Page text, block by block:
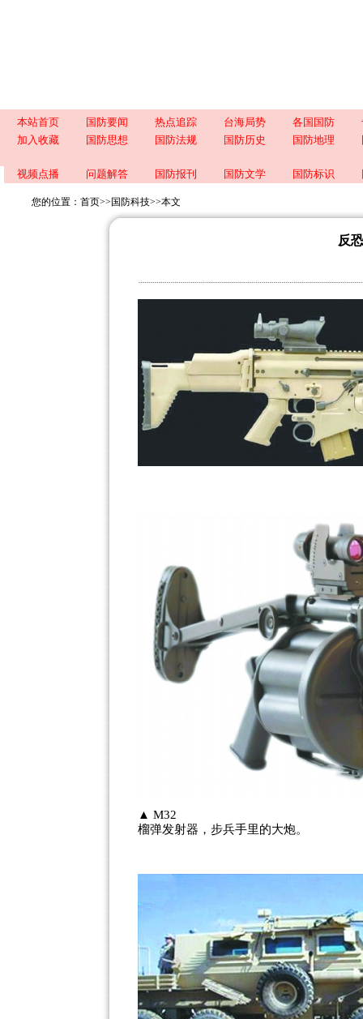
本站首页 国防要闻 热点追踪 台海局势 各国国防
加入收藏
国防思想 国防法规 国防历史 国防地理
视频点播 问题解答 国防报刊 国防文学 国防标识
您的位置： 首页>> 国防科技>>本文
反
▲ M32
榴弹发射器，步兵手里的大炮。